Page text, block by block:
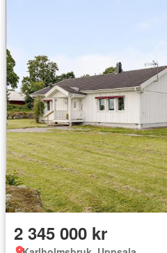
2 345 000 kr